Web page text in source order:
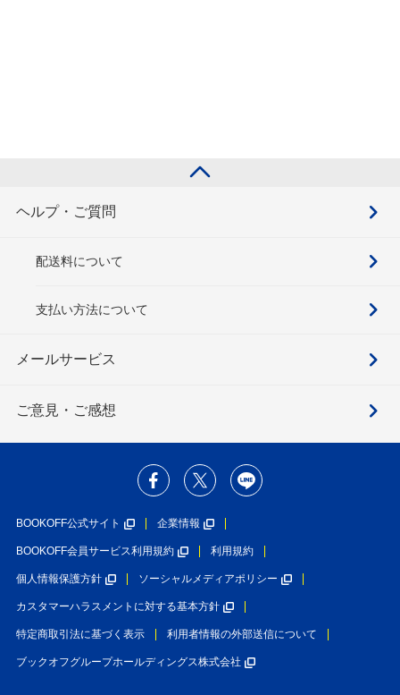
ヘルプ・ご質問
配送料について
支払い方法について
メールサービス
ご意見・ご感想
BOOKOFF公式サイト 企業情報
BOOKOFF会員サービス利用規約 利用規約
個人情報保護方針 ソーシャルメディアポリシー
カスタマーハラスメントに対する基本方針
特定商取引法に基づく表示 利用者情報の外部送信について
ブックオフグループホールディングス株式会社